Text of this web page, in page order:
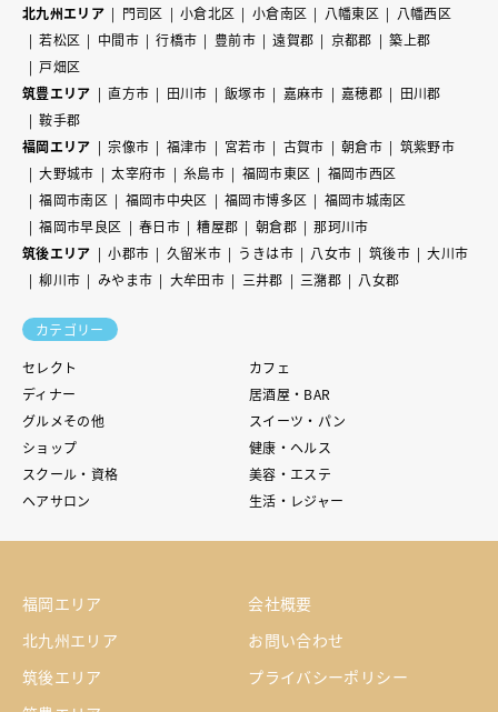
北九州エリア
門司区 小倉北区 小倉南区 八幡東区
八幡西区
若松区
中間市 行橋市 豊前市 遠賀郡 京都郡
築上郡
戸畑区
筑豊エリア
直方市 田川市 飯塚市 嘉麻市 嘉穂郡
田川郡
鞍手郡
福岡エリア
宗像市 福津市 宮若市 古賀市 朝倉市
筑紫野市
大野城市
太宰府市 糸島市 福岡市東区
福岡市西区
福岡市南区
福岡市中央区 福岡市博多区
福岡市城南区
福岡市早良区
春日市 糟屋郡 朝倉郡
那珂川市
筑後エリア
小郡市 久留米市 うきは市 八女市 筑後市
大川市
柳川市
みやま市 大牟田市 三井郡 三潴郡 八女郡
カテゴリー
セレクト
カフェ
ディナー
居酒屋・BAR
グルメその他
スイーツ・パン
ショップ
健康・ヘルス
スクール・資格
美容・エステ
ヘアサロン
生活・レジャー
福岡エリア
北九州エリア
筑後エリア
会社概要
お問い合わせ
プライバシーポリシー